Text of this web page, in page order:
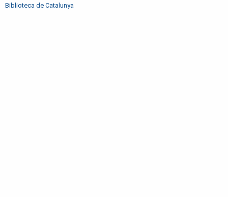
Biblioteca de Catalunya